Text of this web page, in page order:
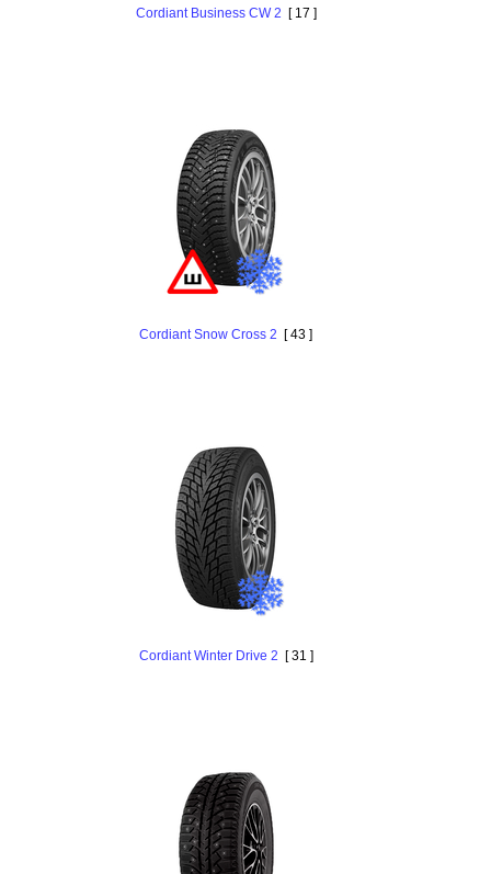
Cordiant Business CW 2 [ 17 ]
Cordiant Snow Cross 2 [ 43 ]
Cordiant Winter Drive 2 [ 31 ]